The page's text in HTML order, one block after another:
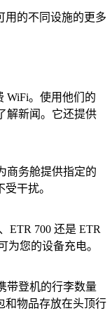
用的不同设施的更多
WiFi。使用他们的
解新闻。它还提供
商务舱提供指定的
干扰。
ETR 700 还是 ETR
为您的设备充电。
带登机的行李数量
和物品存放在头顶行